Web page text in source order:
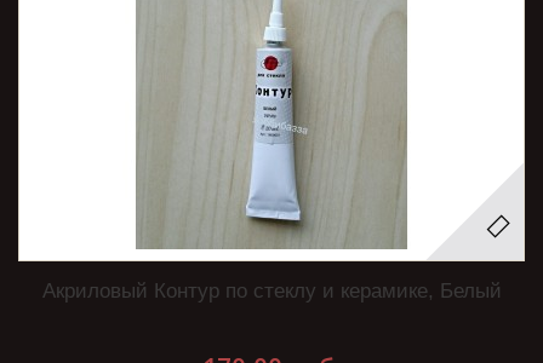
Акриловый Контур по стеклу и керамике, Белый